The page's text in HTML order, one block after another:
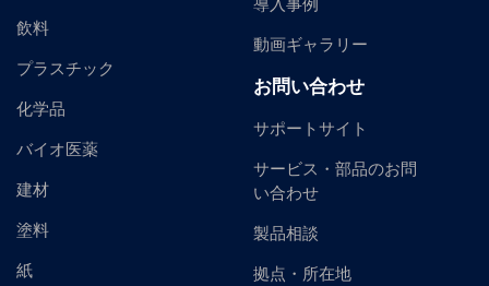
飲料
プラスチック
化学品
バイオ医薬
建材
塗料
紙
導入事例
動画ギャラリー
お問い合わせ
サポートサイト
サービス・部品のお問
い合わせ
製品相談
拠点・所在地